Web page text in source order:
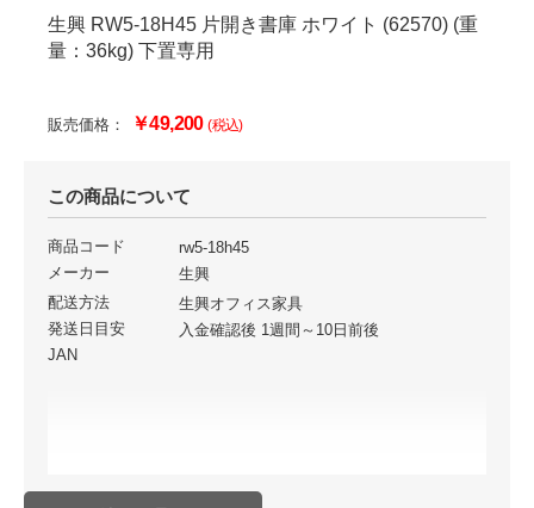
生興 RW5-18H45 片開き書庫 ホワイト (62570) (重
量：36kg) 下置専用
販売価格： ￥49,200(税込)
この商品について
商品コード
rw5-18h45
メーカー
生興
配送方法
生興オフィス家具
発送日目安
入金確認後 1週間～10日前後
JAN